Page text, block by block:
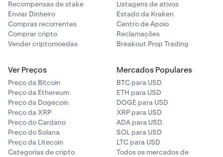
8 A retirada agora entra no estadoIniciada.
Você receberá a bitcoin em seu aplicativo de
carteira Lightning!
Recompensas de stake
Enviar Dinheiro
Compras recorrentes
Comprar cripto
Vender criptomoedas
Listagens de ativos
Estado da Kraken
Centro de Apoio
Reclamações
Breakout Prop Trading
Ver Preços
Preço da Bitcoin
Preço da Ethereum
Preço da Dogecoin
Preço da XRP
Preço do Cardano
Preço do Solana
Preço da Litecoin
Categorias de cripto
Mercados Populares
BTC para USD
ETH para USD
DOGE para USD
XRP para USD
ADA para USD
SOL para USD
LTC para USD
Todos os mercados de